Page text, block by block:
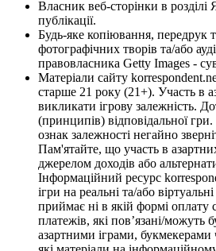
Власник веб-сторінки в
публікації.
Будь-яке копіювання, передрук
фотографічних творів та/або
правовласника Getty Images -
Матеріали сайту
старше 21 року (21+). Участь в
викликати ігрову залежність.
(принципів) відповідальної
ознак залежності негайно
Пам'ятайте, що участь в
джерелом доходів або
Інформаційний ресурс
ігри на реальні та/або
приймає ні в якій формі оплату
платежів, які пов’язані/можуть
азартними іграми, букмекерами